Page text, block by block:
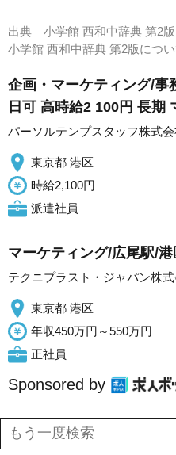
出典 小学館 西和中辞典 第2版
小学館 西和中辞典 第2版に
企画・マーケティング/事
日可 高時給2 100円 長期
パーソルテンプスタッフ株式会
東京都 港区
時給2,100円
派遣社員
マーケティング/広尾駅/
テクニプラスト・ジャパン株
東京都 港区
年収450万円～550万円
正社員
Sponsored by